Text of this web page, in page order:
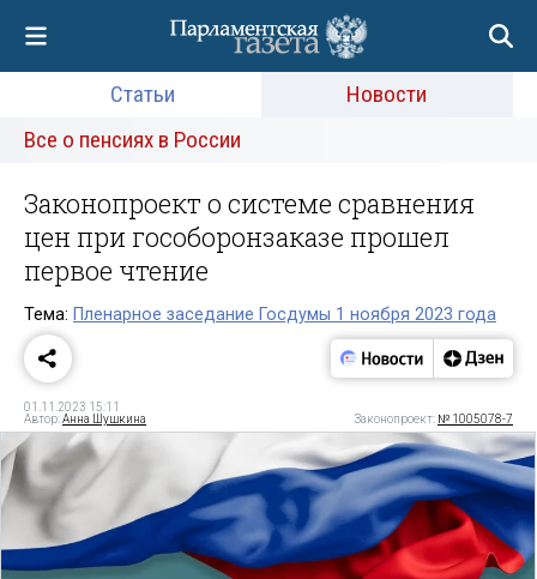
Статьи
Новости
Все о пенсиях в России
Законопроект о системе сравнения
цен при гособоронзаказе прошел
первое чтение
Тема: Пленарное заседание Госдумы 1 ноября 2023 года
01.11.2023 15:11
Автор:Анна Шушкина Законопроект: № 1005078-7